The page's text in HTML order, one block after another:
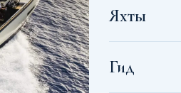
Яхты
Гид